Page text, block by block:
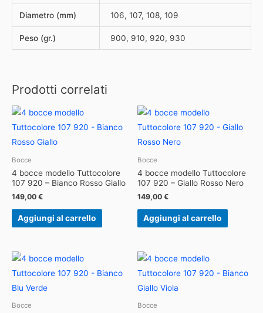
Diametro (mm) 106, 107, 108, 109
Peso (gr.) 900, 910, 920, 930
Prodotti correlati
Bocce
4 bocce modello Tuttocolore
107 920 – Bianco Rosso Giallo
149,00 €
Aggiungi al carrello
Bocce
4 bocce modello Tuttocolore
107 920 – Giallo Rosso Nero
149,00 €
Aggiungi al carrello
Bocce Bocce